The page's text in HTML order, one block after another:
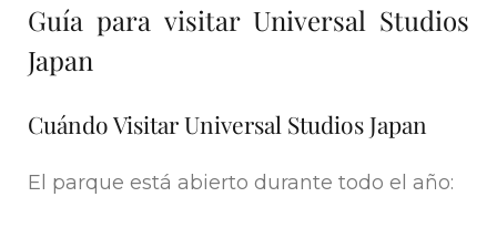
Guía para visitar Universal Studios
Japan
Cuándo Visitar Universal Studios Japan
El parque está abierto durante todo el año: